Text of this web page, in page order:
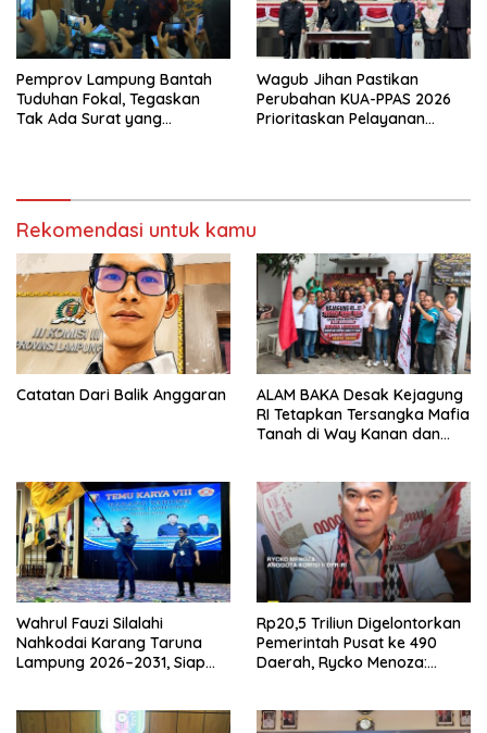
Pemprov Lampung Bantah
Tuduhan Fokal, Tegaskan
Tak Ada Surat yang
Wagub Jihan Pastikan
Perubahan KUA-PPAS 2026
Prioritaskan Pelayanan
Rekomendasi untuk kamu
Catatan Dari Balik Anggaran
ALAM BAKA Desak Kejagung
RI Tetapkan Tersangka Mafia
Tanah di Way Kanan dan
Wahrul Fauzi Silalahi
Nahkodai Karang Taruna
Lampung 2026–2031, Siap
Rp20,5 Triliun Digelontorkan
Pemerintah Pusat ke 490
Daerah, Rycko Menoza:
Lampung